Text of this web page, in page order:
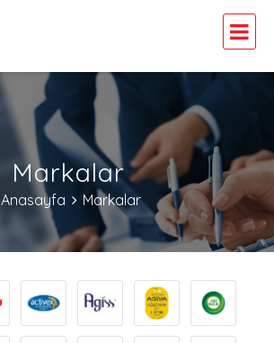
Markalar
Anasayfa Markalar